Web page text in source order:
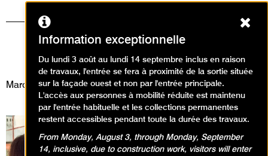
dans les collections
permanentes
Visites / Visite conférence
Mardi 17 mars 2026
Information exceptionnelle
Du lundi 3 août au lundi 14 septembre inclus en raison
de travaux, l'entrée se fera à proximité de la sortie située
sur la façade ouest et non par l'entrée principale.
L'accès aux personnes à mobilité réduite est maintenu
par l'entrée habituelle et les collections permanentes
restent accessibles pendant toute la durée des travaux.
From Monday, August 3, through Monday, September
14, inclusive, due to construction work, visitors will enter